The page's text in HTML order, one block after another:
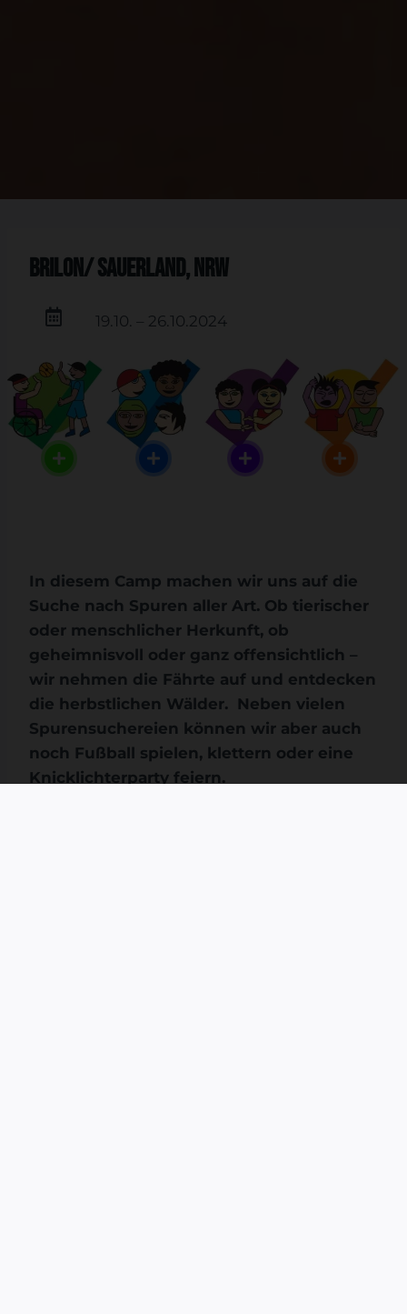
Brilon/ Sauerland, NRW
19.10. – 26.10.2024
In diesem Camp machen wir uns auf die
Suche nach Spuren aller Art. Ob tierischer
oder menschlicher Herkunft, ob
geheimnisvoll oder ganz offensichtlich –
wir nehmen die Fährte auf und entdecken
die herbstlichen Wälder. Neben vielen
Spurensuchereien können wir aber auch
noch Fußball spielen, klettern oder eine
Knicklichterparty feiern.